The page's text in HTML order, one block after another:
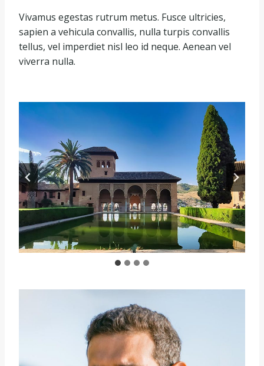
Vivamus egestas rutrum metus. Fusce ultricies,
sapien a vehicula convallis, nulla turpis convallis
tellus, vel imperdiet nisl leo id neque. Aenean vel
viverra nulla.